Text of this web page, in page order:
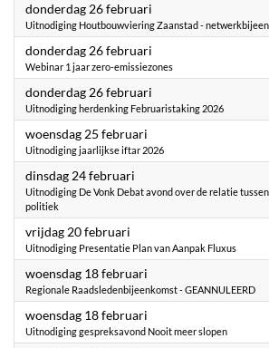
donderdag 26 februari
Uitnodiging Houtbouwviering Zaanstad -
donderdag 26 februari
Webinar 1 jaar zero-emissiezones
donderdag 26 februari
Uitnodiging herdenking Februaristaking 2026
woensdag 25 februari
Uitnodiging jaarlijkse iftar 2026
dinsdag 24 februari
Uitnodiging De Vonk Debat avond over de relatie
politiek
vrijdag 20 februari
Uitnodiging Presentatie Plan van Aanpak Fluxus
woensdag 18 februari
Regionale Raadsledenbijeenkomst - GEANNULEERD
woensdag 18 februari
Uitnodiging gespreksavond Nooit meer slopen